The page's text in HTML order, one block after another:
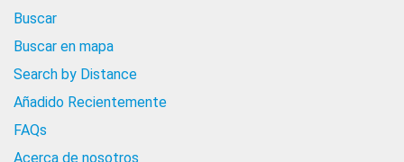
Buscar
Buscar en mapa
Search by Distance
Añadido Recientemente
FAQs
Acerca de nosotros